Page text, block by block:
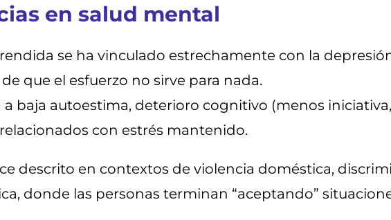
en salud mental
se ha vinculado estrechamente con la
que el esfuerzo no sirve para nada.
a baja autoestima, deterioro cognitivo (menos
con estrés mantenido.
descrito en contextos de violencia doméstica,
donde las personas terminan “aceptando”